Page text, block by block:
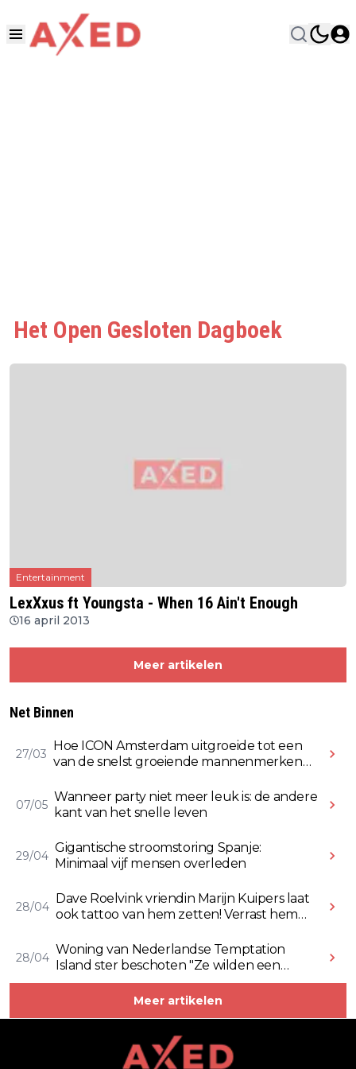
Het Open Gesloten Dagboek
Entertainment
LexXxus ft Youngsta - When 16 Ain't Enough
16 april 2013
Meer artikelen
Net Binnen
27/03
Hoe ICON Amsterdam uitgroeide tot een
van de snelst groeiende mannenmerken
07/05
Wanneer party niet meer leuk is: de andere
kant van het snelle leven
29/04
Gigantische stroomstoring Spanje:
Minimaal vijf mensen overleden
28/04
Dave Roelvink vriendin Marijn Kuipers laat
ook tattoo van hem zetten! Verrast hem
28/04
Woning van Nederlandse Temptation
Island ster beschoten "Ze wilden een
Rolex stelen" (Video)
Meer artikelen